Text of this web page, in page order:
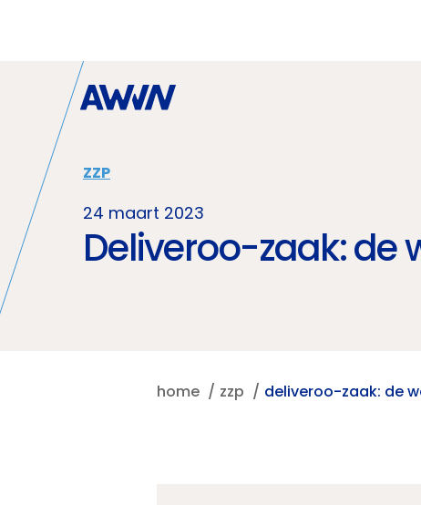
ZZP
24 maart 2023
Deliveroo-zaak: de
home zzp deliveroo-zaak: de